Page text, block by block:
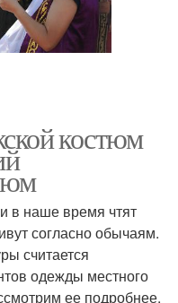
костюм
и в наше время чтят
согласно обычаям.
считается
одежды местного
ее подробнее.